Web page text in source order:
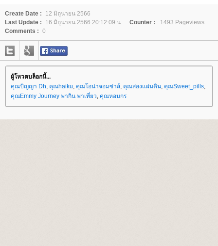
Create Date :
12 มิถุนายน 2566
Last Update :
16 มิถุนายน 2566 20:12:09 น. Counter :
1493 Pageviews.
Comments : 0
ผู้โหวตบล็อกนี้...
คุณปัญญา Dh, คุณhaiku, คุณโอน่าจอมซ่าส์, คุณสองแผ่นดิน, คุณSweet_pills,
คุณEmmy Journey พากิน พาเที่ยว, คุณหอมกร